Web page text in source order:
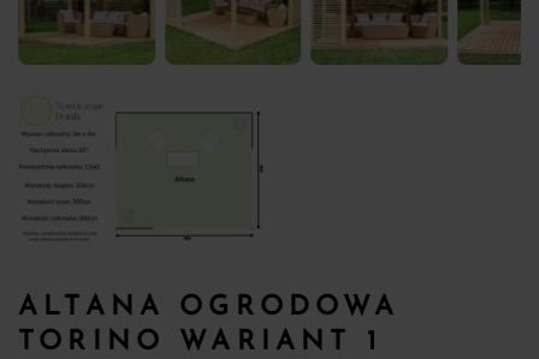
ALTANA OGRODOWA
TORINO WARIANT 1